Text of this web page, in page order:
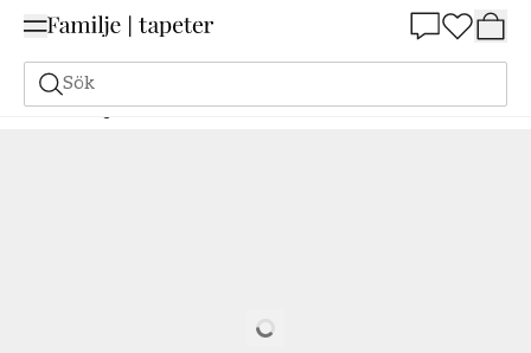
Sök
Målarfärg Beställ utifrån NCS Beställ utifrån NCS 3030-R10B
Loading…